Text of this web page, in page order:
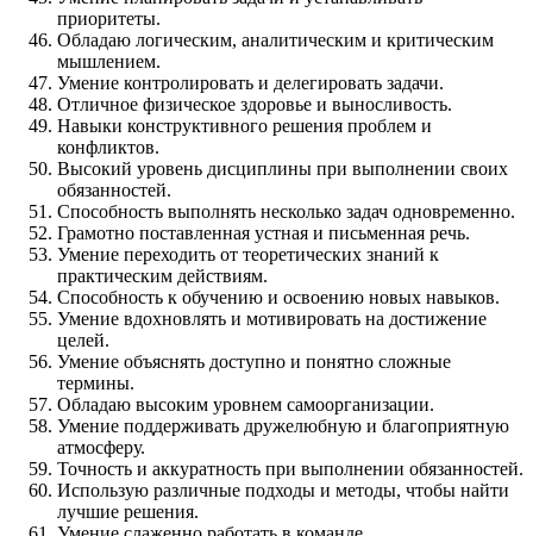
приоритеты.
Обладаю логическим, аналитическим и критическим
мышлением.
Умение контролировать и делегировать задачи.
Отличное физическое здоровье и выносливость.
Навыки конструктивного решения проблем и
конфликтов.
Высокий уровень дисциплины при выполнении своих
обязанностей.
Способность выполнять несколько задач одновременно.
Грамотно поставленная устная и письменная речь.
Умение переходить от теоретических знаний к
практическим действиям.
Способность к обучению и освоению новых навыков.
Умение вдохновлять и мотивировать на достижение
целей.
Умение объяснять доступно и понятно сложные
термины.
Обладаю высоким уровнем самоорганизации.
Умение поддерживать дружелюбную и благоприятную
атмосферу.
Точность и аккуратность при выполнении обязанностей.
Использую различные подходы и методы, чтобы найти
лучшие решения.